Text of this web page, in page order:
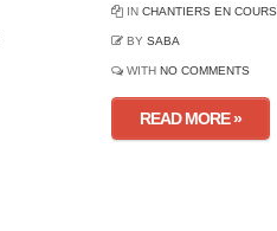
IN CHANTIERS EN COURS
BY SABA
WITH NO COMMENTS
READ MORE »